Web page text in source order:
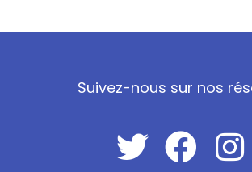
Suivez-nous sur nos